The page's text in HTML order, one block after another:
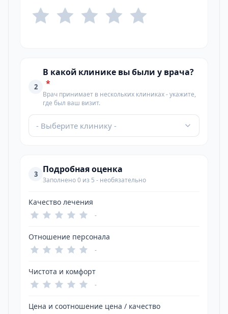
2
В какой клинике вы были у врача?
*
Врач принимает в нескольких клиниках - укажите,
где был ваш визит.
- Выберите клинику -
3 Подробная оценка
Заполнено 0 из 5 - необязательно
Качество лечения
-
Отношение персонала
-
Чистота и комфорт
-
Цена и соотношение цена / качество